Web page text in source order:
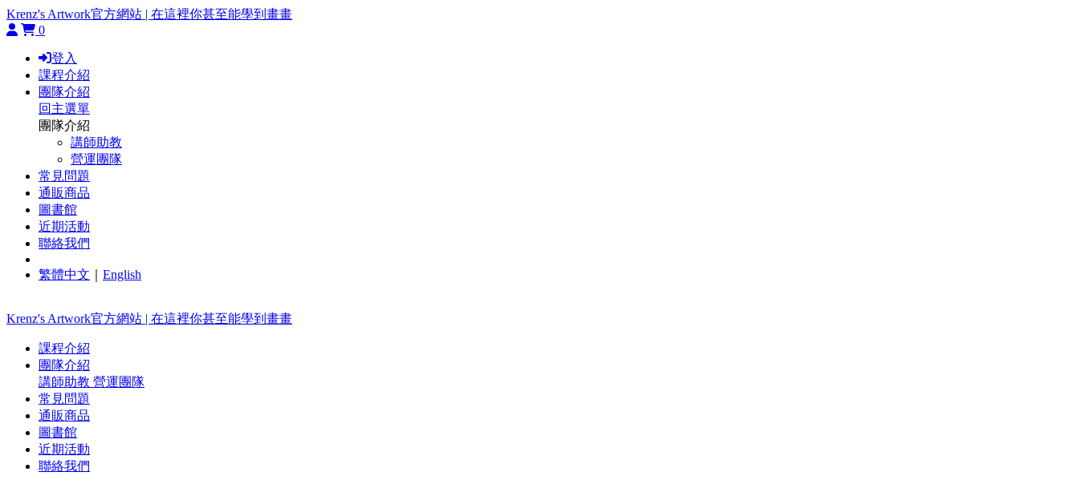
Krenz's Artwork官方網站 | 在這裡你甚至能學到畫畫
0
登入
課程介紹
團隊介紹
回主選單
團隊介紹
講師助教
營運團隊
常見問題
通販商品
圖書館
近期活動
聯絡我們
繁體中文 English
Krenz's Artwork官方網站 | 在這裡你甚至能學到畫畫
課程介紹
團隊介紹
講師助教 營運團隊
常見問題
通販商品
圖書館
近期活動
聯絡我們